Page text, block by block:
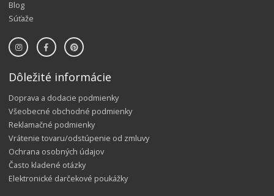
Blog
Súťaže
Dôležité informácie
Doprava a dodacie podmienky
Všeobecné obchodné podmienky
Reklamačné podmienky
Vrátenie tovaru/odstúpenie od zmluvy
Ochrana osobných údajov
Často kladené otázky
Elektronické darčekové poukážky